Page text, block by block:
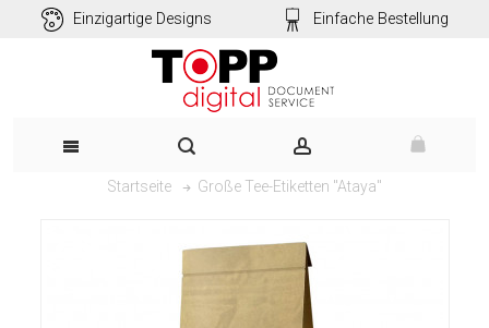
Einzigartige Designs Einfache Bestellung
Startseite Große Tee-Etiketten "Ataya"